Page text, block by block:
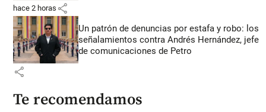
hace 2 horas share
Un patrón de denuncias por estafa y robo: los
señalamientos contra Andrés Hernández, jefe
de comunicaciones de Petro
share
Te recomendamos